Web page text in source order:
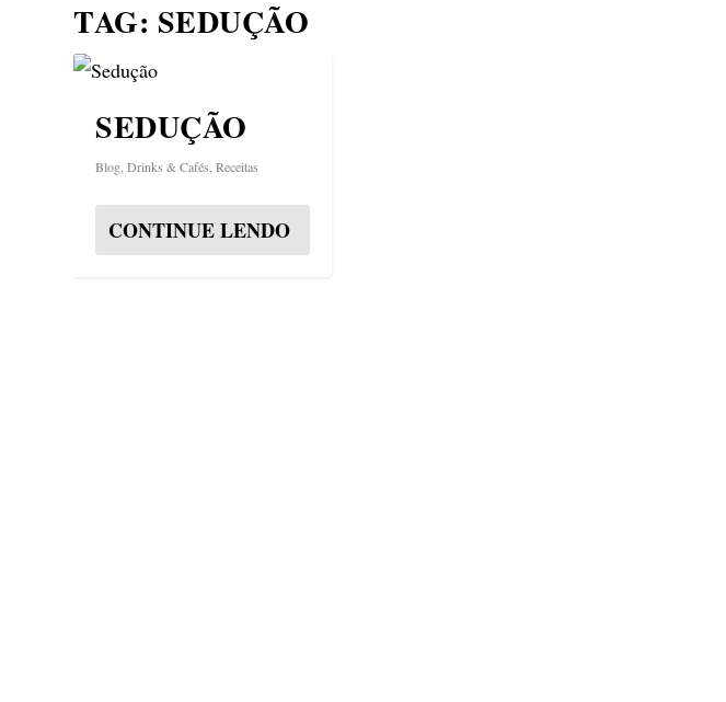
TAG: SEDUÇÃO
SEDUÇÃO
Blog ,Drinks & Cafés ,Receitas
CONTINUE LENDO